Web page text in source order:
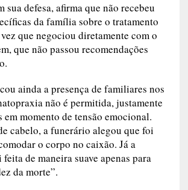
sua defesa, afirma que não recebeu
da família sobre o tratamento
que negociou diretamente com o
que não passou recomendações
ainda a presença de familiares nos
não é permitida, justamente
em momento de tensão emocional.
cabelo, a funerário alegou que foi
o corpo no caixão. Já a
de maneira suave apenas para
da morte”.